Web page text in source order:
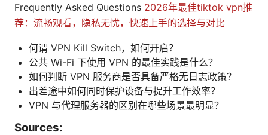
Frequently Asked Questions 2026年最佳tiktok vpn推
荐：流畅观看，隐私无忧，快速上手的选择与对比
何谓 VPN Kill Switch，如何开启？
公共 Wi-Fi 下使用 VPN 的最佳实践是什么？
如何判断 VPN 服务商是否具备严格无日志政策？
出差途中如何同时保护设备与提升工作效率？
VPN 与代理服务器的区别在哪些场景最明显？
Sources: